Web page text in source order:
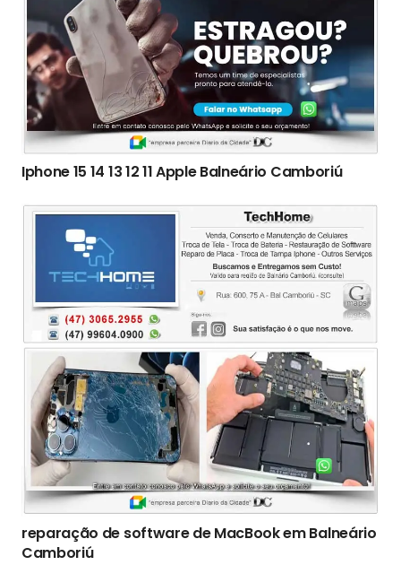
Iphone 15 14 13 12 11 Apple Balneário Camboriú
reparação de software de MacBook em Balneário
Camboriú